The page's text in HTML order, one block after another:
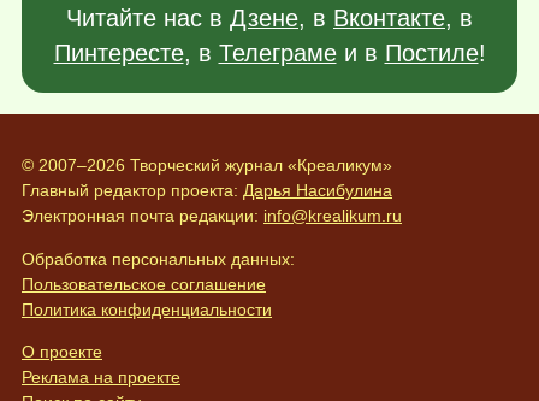
Читайте нас в Дзене, в Вконтакте, в
Пинтересте, в Телеграмеи в Постиле!
© 2007–2026 Творческий журнал «Креаликум»
Главный редактор проекта: Дарья Насибулина
Электронная почта редакции: info@krealikum.ru
Обработка персональных данных:
Пользовательское соглашение
Политика конфиденциальности
О проекте
Реклама на проекте